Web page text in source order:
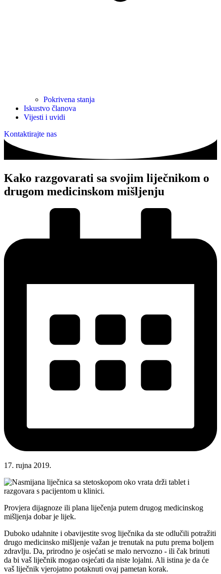
Pokrivena stanja
Iskustvo članova
Vijesti i uvidi
Kontaktirajte nas
Kako razgovarati sa svojim liječnikom o
drugom medicinskom mišljenju
17. rujna 2019.
Provjera dijagnoze ili plana liječenja putem drugog medicinskog
mišljenja dobar je lijek.
Duboko udahnite i obavijestite svog liječnika da ste odlučili potražiti
drugo medicinsko mišljenje važan je trenutak na putu prema boljem
zdravlju. Da, prirodno je osjećati se malo nervozno - ili čak brinuti
da bi vaš liječnik mogao osjećati da niste lojalni. Ali istina je da će
vaš liječnik vjerojatno potaknuti ovaj pametan korak.